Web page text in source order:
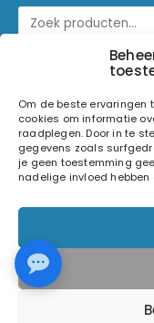
Om de beste ervaringen
cookies om informatie
raadplegen. Door in te
gegevens zoals
je geen toestemming
nadelige invloed
© 2026 Light and
Volg ons op